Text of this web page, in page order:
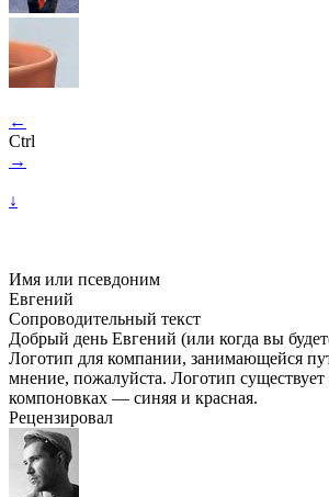
←
Ctrl
→
↓
Имя или псевдоним
Евгений
Сопроводительный текст
Добрый день Евгений (или когда вы
Логотип для компании, занимающейся
мнение, пожалуйста. Логотип существует
компоновках — синяя и красная.
Рецензировал